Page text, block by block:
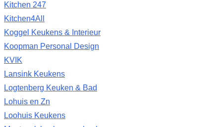
Kitchen 247
Kitchen4All
Koggel Keukens & Interieur
Koopman Personal Design
KVIK
Lansink Keukens
Logtenberg Keuken & Bad
Lohuis en Zn
Loohuis Keukens